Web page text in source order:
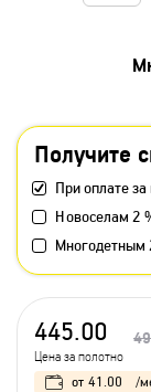
Получите
При оплате
Новоселам 2
Многодетным
445.00
Цена за полотно
от 41.00 /